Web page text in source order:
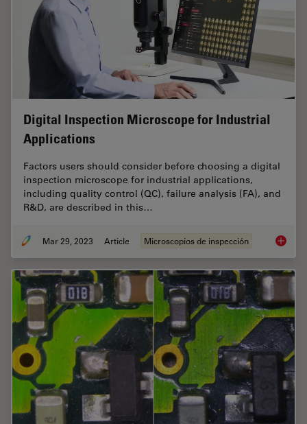
Digital Inspection Microscope for Industrial
Applications
Factors users should consider before choosing a digital
inspection microscope for industrial applications,
including quality control (QC), failure analysis (FA), and
R&D, are described in this…
Mar 29, 2023 Article Microscopios de inspección Digital